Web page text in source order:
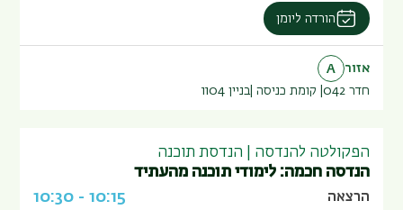
הורדה ליומן
אזור
A
חדר 042
קומת כניסה בניין1104
הפקולטה להנדסה | הנדסת תוכנה
הנדסה חכמה: לימודי תוכנה מהעתיד
הרצאה 10:15
-
10:30